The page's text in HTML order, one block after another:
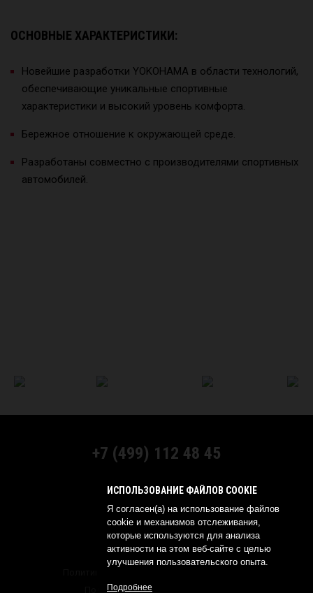
ОСНОВНЫЕ ХАРАКТЕРИСТИКИ:
Новейшие разработки YOKOHAMA в области технологий,
обеспечивающие уникальные спортивные
характеристики и высокий уровень комфорта.
Бережное отношение к окружающей среде.
Разработаны совместно с производителями спортивных
автомобилей.
+7 (499) 112 48 45
МЫ В СОЦСЕТЯХ:
© 2026 YOKOHAMA RUSSIA
Политика о конфиденциальности
ИСПОЛЬЗОВАНИЕ ФАЙЛОВ COOKIE
Я согласен(а) на использование файлов
cookie и механизмов отслеживания,
которые используются для анализа
активности на этом веб-сайте с целью
улучшения пользовательского опыта.
Подробнее